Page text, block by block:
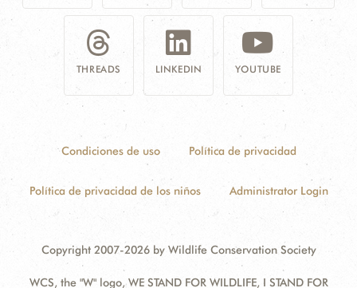
THREADS LINKEDIN YOUTUBE
Condiciones de uso Política de privacidad
Política de privacidad de los niños Administrator Login
Copyright 2007-2026 by Wildlife Conservation Society
WCS, the "W" logo, WE STAND FOR WILDLIFE, I STAND FOR